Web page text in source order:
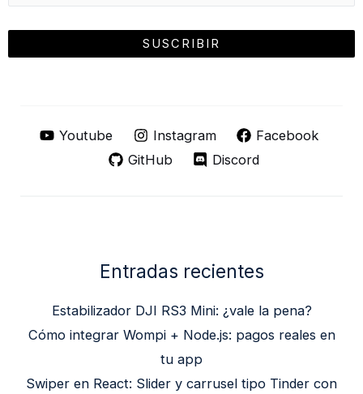
Youtube Instagram
Facebook
GitHub
Discord
Entradas recientes
Estabilizador DJI RS3 Mini: ¿vale la pena?
Cómo integrar Wompi + Node.js: pagos reales en
tu app
Swiper en React: Slider y carrusel tipo Tinder con